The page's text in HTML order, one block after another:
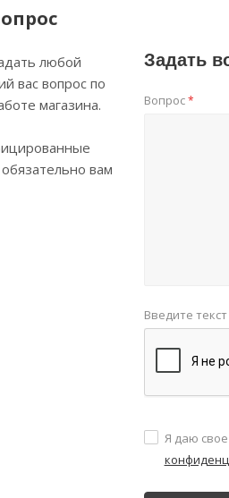
любой
вас вопрос по
магазина.
вам
Задать
Вопрос*
Введите
Я даю свое